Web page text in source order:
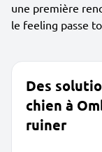
une première
le feeling passe
Des
chien à
ruiner